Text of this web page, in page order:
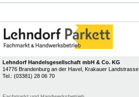
Lehndorf Handelsgesellschaft mbH & Co. KG
14776 Brandenburg an der Havel, Krakauer Landstrasse
Tel.: (03381) 28 06 70